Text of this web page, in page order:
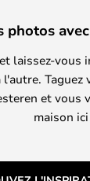
photos
laissez-vous
l'autre. Taguez
et vous
maison ici